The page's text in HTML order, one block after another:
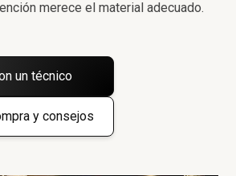
merece el material adecuado.
un técnico
y consejos